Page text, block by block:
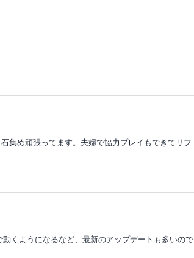
集め頑張ってます。夫婦で協力プレイもできてリフ
くようになるなど、最新のアップデートも多いので